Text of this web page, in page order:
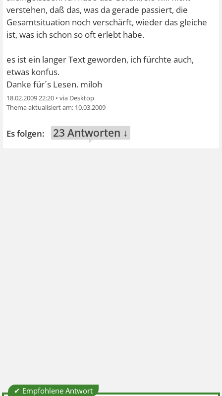
verstehen, daß das, was da gerade passiert, die
Gesamtsituation noch verschärft, wieder das gleiche
ist, was ich schon so oft erlebt habe.
es ist ein langer Text geworden, ich fürchte auch,
etwas konfus.
Danke für´s Lesen. miloh
18.02.2009 22:20 •
10.03.2009
23 Antworten ↓
✔ Empfohlene Antwort